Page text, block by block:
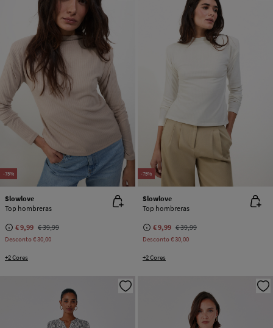
-75%
Slowlove
Top hombreras
€ 9,99 € 39,99
Desconto€ 30,00
+2 Cores
-75%
Slowlove
Top hombreras
€ 9,99 € 39,99
Desconto€ 30,00
+2 Cores